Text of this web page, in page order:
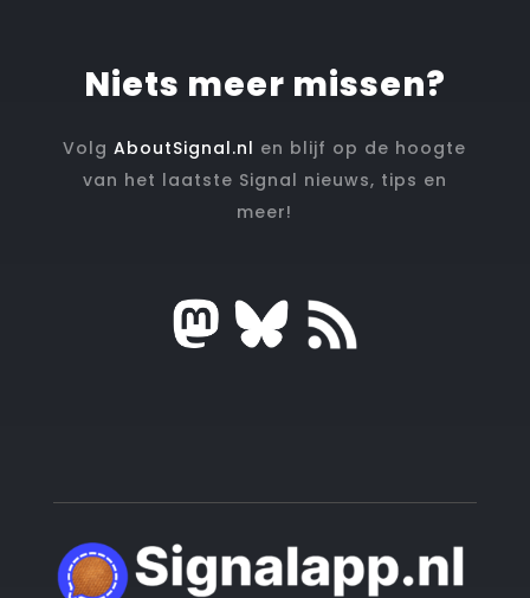
Niets meer missen?
VolgAboutSignal.nl en blijf op de hoogte
van het laatste Signal nieuws, tips en
meer!